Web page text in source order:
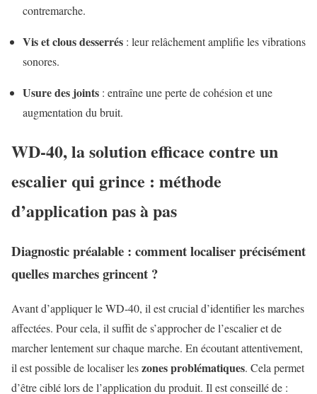
contremarche.
Vis et clous desserrés : leur relâchement amplifie les vibrations
sonores.
Usure des joints : entraîne une perte de cohésion et une
augmentation du bruit.
WD-40, la solution efficace contre un
escalier qui grince : méthode
d’application pas à pas
Diagnostic préalable : comment localiser précisément
quelles marches grincent ?
Avant d’appliquer le WD-40, il est crucial d’identifier les marches
affectées. Pour cela, il suffit de s’approcher de l’escalier et de
marcher lentement sur chaque marche. En écoutant attentivement,
il est possible de localiser leszones problématiques. Cela permet
d’être ciblé lors de l’application du produit. Il est conseillé de :